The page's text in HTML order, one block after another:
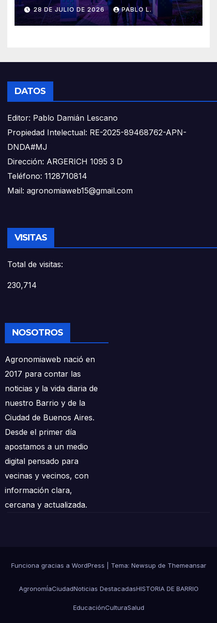
28 DE JULIO DE 2026 PABLO L.
DATOS
Editor: Pablo Damián Lescano
Propiedad Intelectual: RE-2025-89468762-APN-
DNDA#MJ
Dirección: ARGERICH 1095 3 D
Teléfono: 1128710814
Mail: agronomiaweb15@gmail.com
VISITAS
Total de visitas:
230,714
NOSOTROS
Agronomiaweb nació en
2017 para contar las
noticias y la vida diaria de
nuestro Barrio y de la
Ciudad de Buenos Aires.
Desde el primer día
apostamos a un medio
digital pensado para
vecinas y vecinos, con
información clara,
cercana y actualizada.
Funciona gracias a WordPress Tema: Newsup de Themeansar
AgronomÍaCiudadNoticias DestacadasHISTORIA DE BARRIO
EducaciónCulturaSalud